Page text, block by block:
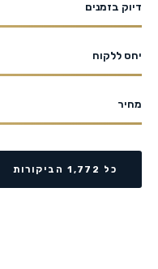
דיוק בזמנים
יחס ללקוח
מחיר
כל 1,772 הביקורות